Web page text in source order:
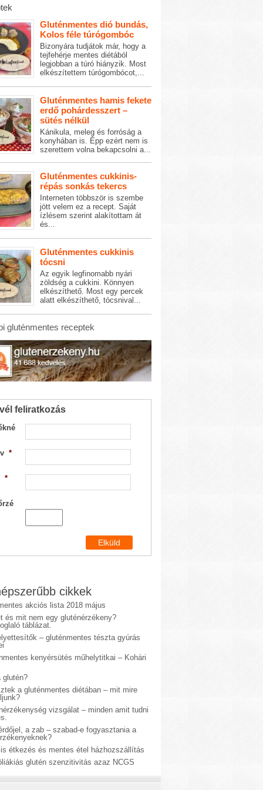
Gluténmentes dió bundás,
Kolos féle túrógombóc
Bizonyára tudjátok már, hogy a
tejfehérje mentes diétából
legjobban a túró hiányzik. Most
elkészítettem túrógombócot,...
Gluténmentes hamis fekete
erdő pohárdesszert –
sütés nélkül
Kánikula, meleg és forróság a
konyhában is. Épp ezért nem is
szerettem volna bekapcsolni a...
Gluténmentes cukkinis-
répás sonkás tekercs
Interneten többször is szembe
jött velem ez a recept. Saját
ízlésem szerint alakítottam át
és...
Gluténmentes cukkinis
tócsni
Az egyik legfinomabb nyári
zöldség a cukkini. Könnyen
elkészíthető. Most egy percek
alatt elkészíthető, tócsnival...
gluténmentes receptek
feliratkozás
*
*
cikkek
akciós lista 2018 május
és mit nem egy gluténérzékeny?
táblázat.
– gluténmentes tészta gyúrás
kenyérsütés műhelytitkai – Kohári
glutén?
a gluténmentes diétában – mit mire
vizsgálat – minden amit tudni
a zab – szabad-e fogyasztania a
étkezés és mentes étel házhozszállítás
glutén szenzitivitás azaz NCGS